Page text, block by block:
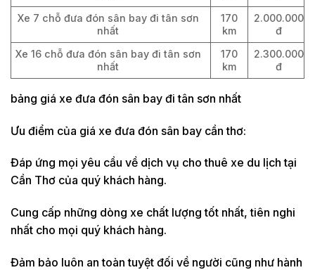
Xe 7 chỗ đưa đón sân bay đi tân sơn
nhất
170
km
2.000.000
đ
Xe 16 chỗ đưa đón sân bay đi tân sơn
nhất
170
km
2.300.000
đ
bảng giá xe đưa đón sân bay đi tân sơn nhất
Ưu điểm của giá xe đưa đón sân bay cần thơ:
Đáp ứng mọi yêu cầu về dịch vụ cho thuê xe du lịch tại
Cần Thơ của quý khách hàng.
Cung cấp những dòng xe chất lượng tốt nhất, tiên nghi
nhất cho mọi quý khách hàng.
Đảm bảo luôn an toàn tuyệt đối về người cũng như hành